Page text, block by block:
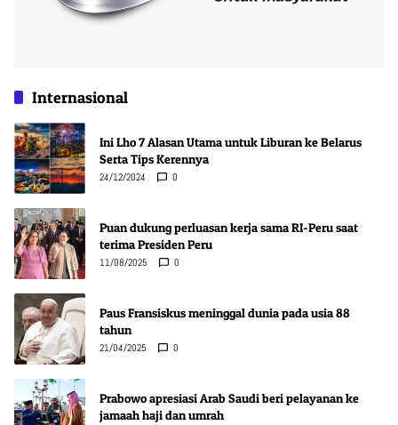
Internasional
Ini Lho 7 Alasan Utama untuk Liburan ke Belarus
Serta Tips Kerennya
24/12/2024 0
Puan dukung perluasan kerja sama RI-Peru saat
terima Presiden Peru
11/08/2025 0
Paus Fransiskus meninggal dunia pada usia 88
tahun
21/04/2025 0
Prabowo apresiasi Arab Saudi beri pelayanan ke
jamaah haji dan umrah